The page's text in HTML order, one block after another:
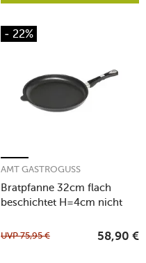
- 22%
Bratpfanne 32cm flach
beschichtet H=4cm nicht
AMT GASTROGUSS
UVP75,95 € 58,90 €